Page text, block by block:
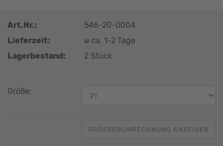
Art.Nr.:
546-20-0004
Lieferzeit:
ca. 1-2 Tage
Lagerbestand:
2 Stück
Größe:
GRÖSSENUMRECHNUNG ANZEIGEN